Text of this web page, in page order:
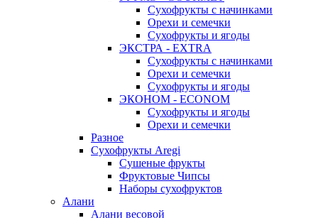
Сухофрукты с начинками
Орехи и семечки
Сухофрукты и ягоды
ЭКСТРА - EXTRA
Сухофрукты с начинками
Орехи и семечки
Сухофрукты и ягоды
ЭКОНОМ - ECONOM
Сухофрукты и ягоды
Орехи и семечки
Разное
Сухофрукты Aregi
Сушеные фрукты
Фруктовые Чипсы
Наборы сухофруктов
Алани
Алани весовой